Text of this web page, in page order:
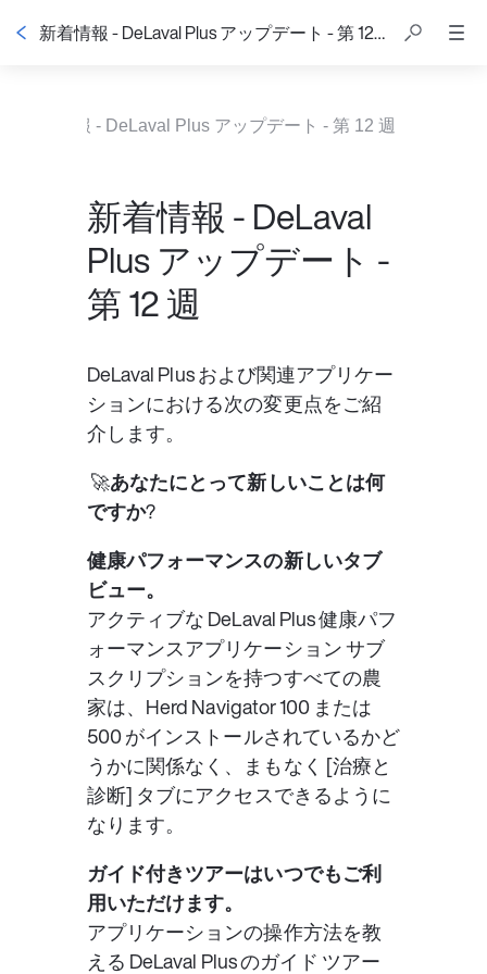
新着情報 - DeLaval Plus アップデート - 第 12 週
新着情報 - DeLaval Plus アップデート - 第 12 週
新着情報 - DeLaval
Plus アップデート -
第 12 週
DeLaval Plus および関連アプリケー
ションにおける次の変更点をご紹
介します。
🚀あなたにとって新しいことは何
ですか?
健康パフォーマンスの新しいタブ
ビュー。
アクティブな DeLaval Plus 健康パフ
ォーマンスアプリケーション サブ
スクリプションを持つすべての農
家は、Herd Navigator 100 または
500 がインストールされているかど
うかに関係なく、まもなく [治療と
診断] タブにアクセスできるように
なります。
ガイド付きツアーはいつでもご利
用いただけます。
アプリケーションの操作方法を教
える DeLaval Plus のガイド ツアー